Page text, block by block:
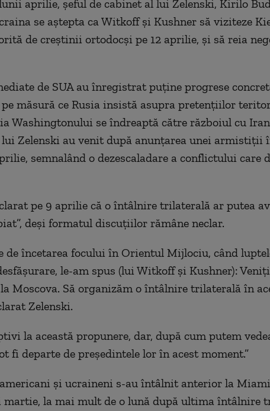
aprilie, șeful de cabinet al lui Zelenski, Kirilo
se aștepta ca Witkoff și Kushner să viziteze
de creștinii ortodocși pe 12 aprilie, și să reia
de SUA au înregistrat puține progrese
măsură ce Rusia insistă asupra pretențiilor
Washingtonului se îndreaptă către războiul cu
Zelenski au venit după anunțarea unei armistiții
semnalând o dezescaladare a conflictului care
pe 9 aprilie că o întâlnire trilaterală ar putea
deși formatul discuțiilor rămâne neclar.
de încetarea focului în Orientul Mijlociu, când
le-am spus (lui Witkoff și Kushner):
Moscova. Să organizăm o întâlnire trilaterală în
Zelenski.
la această propunere, dar, după cum putem
fi departe de președintele lor în acest moment.”
și ucraineni s-au întâlnit anterior la
la mai mult de o lună după ultima întâlnire